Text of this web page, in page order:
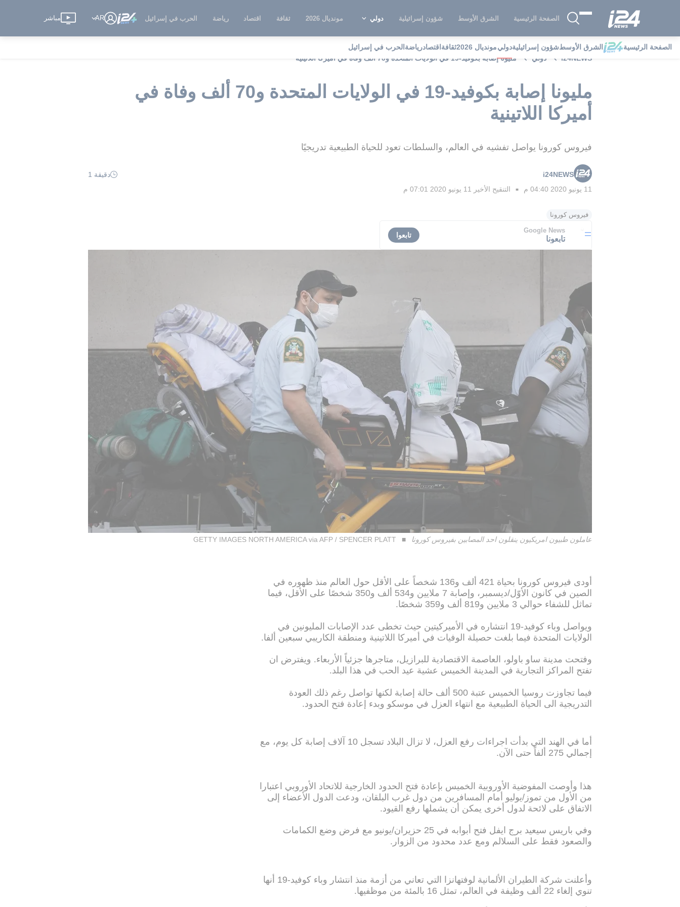
الصفحة الرئيسية الشرق الأوسط شؤون إسرائيلية دولي مونديال 2026 ثقافة اقتصاد رياضة الحرب في إسرائيل AR مباشر
الصفحة الرئيسية الشرق الأوسطشؤون إسرائيليةدوليمونديال 2026 ثقافة اقتصادرياضة الحرب في إسرائيل
i24NEWS
دولي مليونا إصابة بكوفيد-19 في الولايات المتحدة و70 ألف وفاة في أميركا اللاتينية
مليونا إصابة بكوفيد-19 في الولايات المتحدة و70 ألف وفاة في
أميركا اللاتينية
فيروس كورونا يواصل تفشيه في العالم، والسلطات تعود للحياة الطبيعية تدريجيًا
i24NEWS
دقيقة 1
11 يونيو 2020 04:40 م
■ التنقيح الأخير 11 يونيو 2020 07:01 م
فيروس كورونا
Google News
تابعونا تابعوا
عاملون طبيون امريكيون ينقلون احد المصابين بفيروس كورونا GETTY IMAGES NORTH AMERICA via AFP / SPENCER PLATT
أودى فيروس كورونا بحياة 421 ألف و136 شخصاً على الأقل حول العالم منذ ظهوره في
الصين في كانون الأوّل/ديسمبر، وإصابة 7 ملايين و534 ألف و350 شخصًا على الأقل، فيما
تماثل للشفاء حوالي 3 ملايين و819 ألف و359 شخصًا.
ويواصل وباء كوفيد-19 انتشاره في الأميركيتين حيث تخطى عدد الإصابات المليونين في
الولايات المتحدة فيما بلغت حصيلة الوفيات في أميركا اللاتينية ومنطقة الكاريبي سبعين ألفا.
وفتحت مدينة ساو باولو، العاصمة الاقتصادية للبرازيل، متاجرها جزئياً الأربعاء. ويفترض ان
تفتح المراكز التجارية في المدينة الخميس عشية عيد الحب في هذا البلد.
فيما تجاوزت روسيا الخميس عتبة 500 ألف حالة إصابة لكنها تواصل رغم ذلك العودة
التدريجية الى الحياة الطبيعية مع انتهاء العزل في موسكو وبدء إعادة فتح الحدود.
أما في الهند التي بدأت اجراءات رفع العزل، لا تزال البلاد تسجل 10 آلاف إصابة كل يوم، مع
إجمالي 275 ألفاً حتى الآن.
هذا وأوصت المفوضية الأوروبية الخميس بإعادة فتح الحدود الخارجية للاتحاد الأوروبي اعتبارا
من الأول من تموز/يوليو أمام المسافرين من دول غرب البلقان، ودعت الدول الأعضاء إلى
الاتفاق على لائحة لدول أخرى يمكن أن يشملها رفع القيود.
وفي باريس سيعيد برج ايفل فتح أبوابه في 25 حزيران/يونيو مع فرض وضع الكمامات
والصعود فقط على السلالم ومع عدد محدود من الزوار.
وأعلنت شركة الطيران الألمانية لوفتهانزا التي تعاني من أزمة منذ انتشار وباء كوفيد-19 أنها
تنوي إلغاء 22 ألف وظيفة في العالم، تمثل 16 بالمئة من موظفيها.